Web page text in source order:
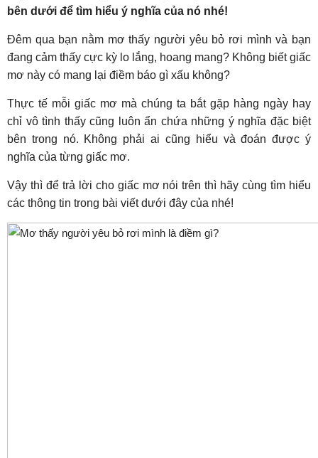
bên dưới để tìm hiểu ý nghĩa của nó nhé!
Đêm qua bạn nằm mơ thấy người yêu bỏ rơi mình và bạn
đang cảm thấy cực kỳ lo lắng, hoang mang? Không biết giấc
mơ này có mang lại điềm báo gì xấu không?
Thực tế mỗi giấc mơ mà chúng ta bắt gặp hàng ngày hay
chỉ vô tình thấy cũng luôn ẩn chứa những ý nghĩa đặc biệt
bên trong nó. Không phải ai cũng hiểu và đoán được ý
nghĩa của từng giấc mơ.
Vậy thì để trả lời cho giấc mơ nói trên thì hãy cùng tìm hiểu
các thông tin trong bài viết dưới đây của nhé!